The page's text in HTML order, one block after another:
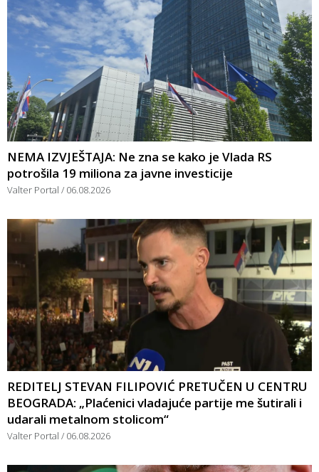
NEMA IZVJEŠTAJA: Ne zna se kako je Vlada RS
potrošila 19 miliona za javne investicije
Valter Portal 06.08.2026
REDITELJ STEVAN FILIPOVIĆ PRETUČEN U CENTRU
BEOGRADA: „Plaćenici vladajuće partije me šutirali i
udarali metalnom stolicom“
Valter Portal 06.08.2026